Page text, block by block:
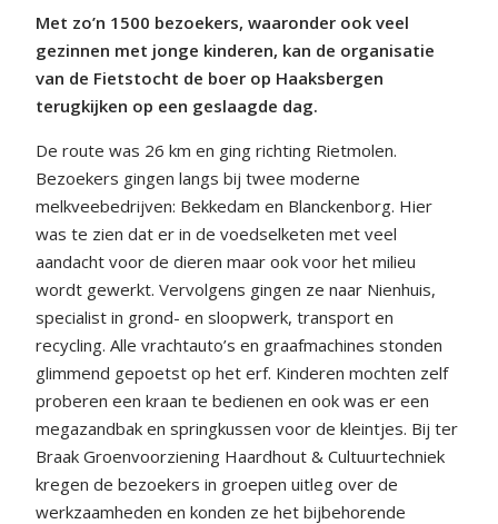
Met zo’n 1500 bezoekers, waaronder ook veel
gezinnen met jonge kinderen, kan de organisatie
van de Fietstocht de boer op Haaksbergen
terugkijken op een geslaagde dag.
De route was 26 km en ging richting Rietmolen.
Bezoekers gingen langs bij twee moderne
melkveebedrijven: Bekkedam en Blanckenborg. Hier
was te zien dat er in de voedselketen met veel
aandacht voor de dieren maar ook voor het milieu
wordt gewerkt. Vervolgens gingen ze naar Nienhuis,
specialist in grond- en sloopwerk, transport en
recycling. Alle vrachtauto’s en graafmachines stonden
glimmend gepoetst op het erf. Kinderen mochten zelf
proberen een kraan te bedienen en ook was er een
megazandbak en springkussen voor de kleintjes. Bij ter
Braak Groenvoorziening Haardhout & Cultuurtechniek
kregen de bezoekers in groepen uitleg over de
werkzaamheden en konden ze het bijbehorende